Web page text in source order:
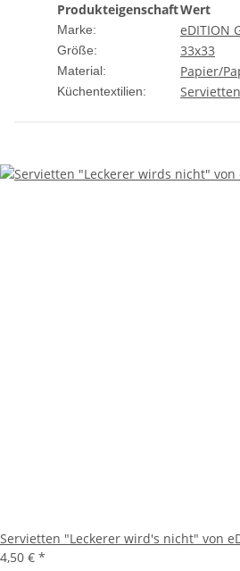
ProdukteigenschaftWert
Marke: eDITION
Größe: 33x33
Material: Papier/
Küchentextilien: Servietten
Servietten "Leckerer wird's nicht" von
4,50 € *